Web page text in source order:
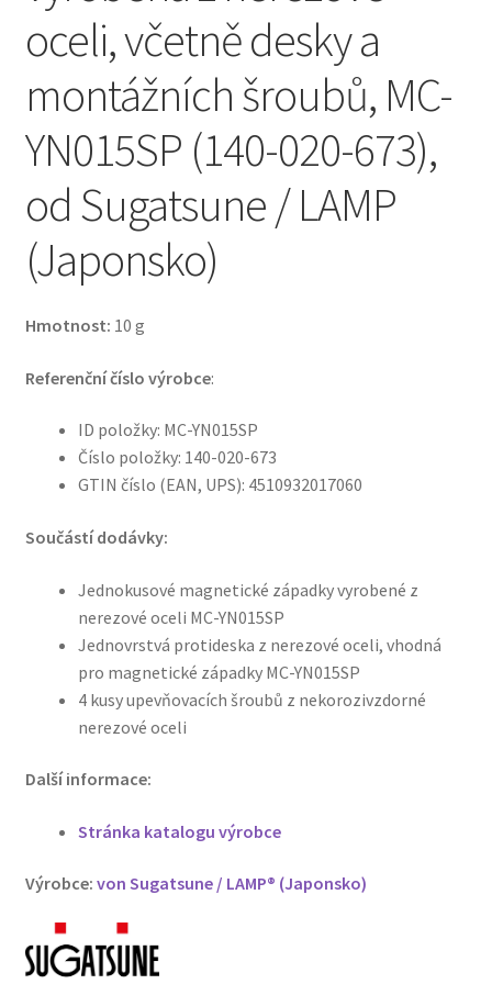
oceli, včetně desky a
montážních šroubů, MC-
YN015SP (140-020-673),
od Sugatsune / LAMP
(Japonsko)
Hmotnost: 10 g
Referenční číslo výrobce:
ID položky: MC-YN015SP
Číslo položky: 140-020-673
GTIN číslo (EAN, UPS): 4510932017060
Součástí dodávky:
Jednokusové magnetické západky vyrobené z
nerezové oceli MC-YN015SP
Jednovrstvá protideska z nerezové oceli, vhodná
pro magnetické západky MC-YN015SP
4 kusy upevňovacích šroubů z nekorozivzdorné
nerezové oceli
Další informace:
Stránka katalogu výrobce
Výrobce: von Sugatsune / LAMP® (Japonsko)